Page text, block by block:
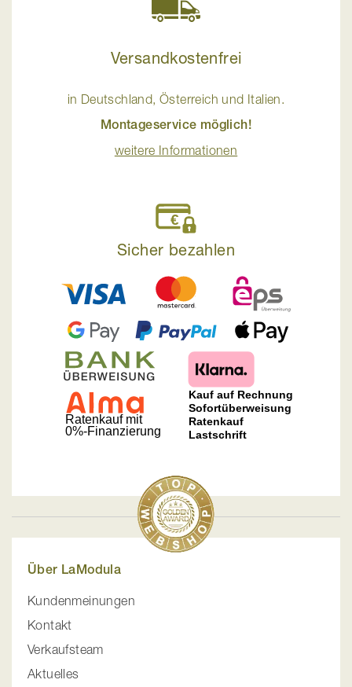
Versandkostenfrei
in Deutschland, Österreich und Italien.
Montageservice möglich!
weitere Informationen
Sicher bezahlen
Über LaModula
Kundenmeinungen
Kontakt
Verkaufsteam
Aktuelles